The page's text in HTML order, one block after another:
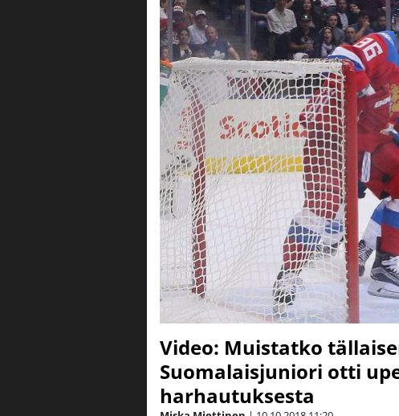
Video: Muistatko
Suomalaisjuniori otti
harhautuksesta